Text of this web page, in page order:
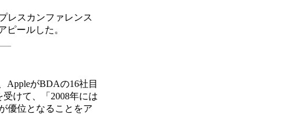
レスカンファレンス
ピールした。
AppleがBDAの16社目
けて、「2008年には
優位となることをア